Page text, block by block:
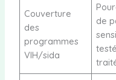
Couverture
des
programmes
VIH/sida
de